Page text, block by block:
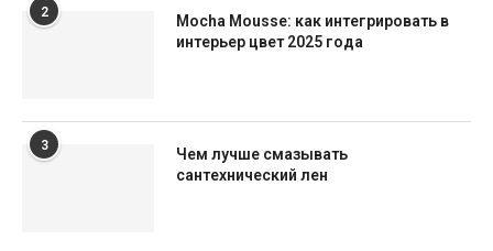
2
Mocha Mousse: как интегрировать в
интерьер цвет 2025 года
3
Чем лучше смазывать
сантехнический лен